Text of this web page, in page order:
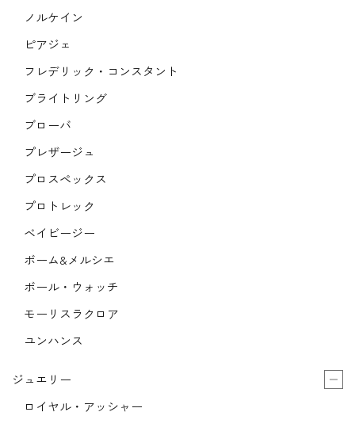
ノルケイン
ピアジェ
フレデリック・コンスタント
ブライトリング
ブローバ
プレザージュ
プロスペックス
プロトレック
ベイビージー
ボーム&メルシエ
ボール・ウォッチ
モーリスラクロア
ユンハンス
ジュエリー
ロイヤル・アッシャー